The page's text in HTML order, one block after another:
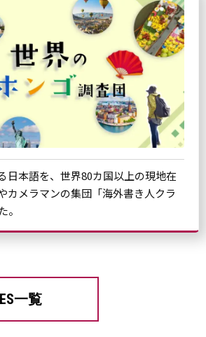
日本語を、世界80カ国以上の現地在
カメラマンの集団「海外書き人クラ
。
一覧